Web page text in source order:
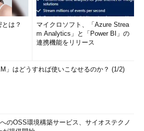
は？
マイクロソフト、「Azure Strea
m Analytics」と「Power BI」の
連携機能をリリース
」はどうすれば使いこなせるのか？ (1/2)
のOSS環境構築サービス、サイオステクノ